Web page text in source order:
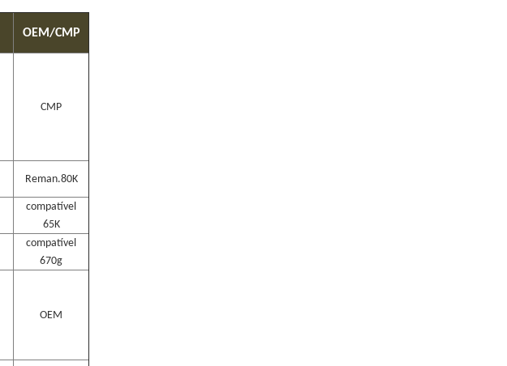
OEM/CMP
CMP
Reman.80K
compatível
65K
compatível
670g
OEM